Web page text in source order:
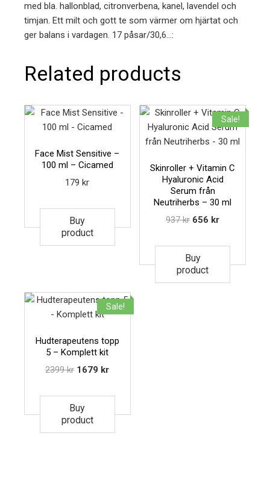
med bla. hallonblad, citronverbena, kanel, lavendel och
timjan. Ett milt och gott te som värmer om hjärtat och
ger balans i vardagen. 17 påsar/30,6…:
Related products
Face Mist Sensitive –
100 ml – Cicamed
179kr
Buy
product
Sale!
Skinroller + Vitamin C
Hyaluronic Acid
Serum från
Neutriherbs – 30 ml
937kr 656 kr
Buy
product
Sale!
Hudterapeutens topp
5 – Komplett kit
2399kr 1679 kr
Buy
product